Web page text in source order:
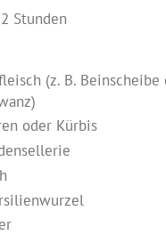
Stunden
(z. B. Beinscheibe
oder Kürbis